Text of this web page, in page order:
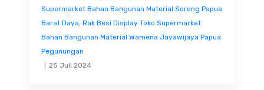
Supermarket Bahan Bangunan Material Sorong Papua
Barat Daya, Rak Besi Display Toko Supermarket
Bahan Bangunan Material Wamena Jayawijaya Papua
Pegunungan
25 Juli 2024